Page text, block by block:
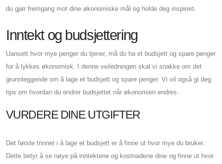
du gjør fremgang mot dine økonomiske mål og holde deg inspirert.
Inntekt og budsjettering
Uansett hvor mye penger du tjener, må du ha et budsjett og spare penger
for å lykkes økonomisk. I denne veiledningen skal vi snakke om det
grunnleggende om å lage et budsjett og spare penger. Vi vil også gi deg
tips om hvordan du endrer budsjettet når økonomien endres.
VURDERE DINE UTGIFTER
Det første trinnet i å lage et budsjett er å finne ut hvor mye du bruker.
Dette betyr å se nøye på inntektene og kostnadene dine og finne ut hvor